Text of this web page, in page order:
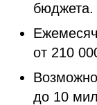
бюджета.
от 210
до 10